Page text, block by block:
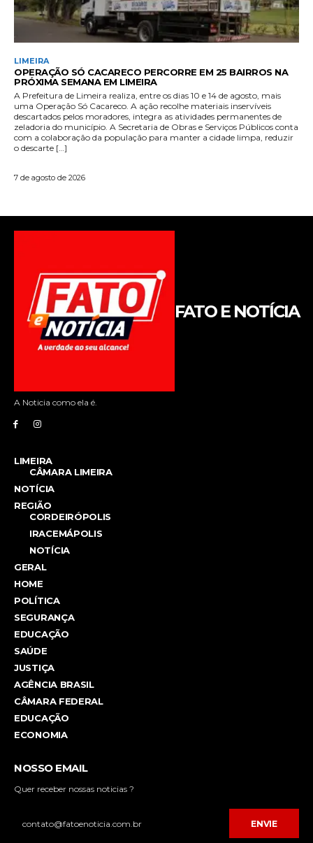
FATO E NOTÍCIA
A Noticia como ela é.
LIMEIRA
CÂMARA LIMEIRA
NOTÍCIA
REGIÃO
CORDEIRÓPOLIS
IRACEMÁPOLIS
NOTÍCIA
GERAL
HOME
POLÍTICA
SEGURANÇA
EDUCAÇÃO
SAÚDE
JUSTIÇA
AGÊNCIA BRASIL
CÂMARA FEDERAL
EDUCAÇÃO
ECONOMIA
NOSSO EMAIL
Quer receber nossas noticias ?
ENVIE